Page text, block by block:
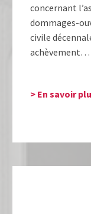
concernant
dommages-
civile
achèvement…
> En savoir